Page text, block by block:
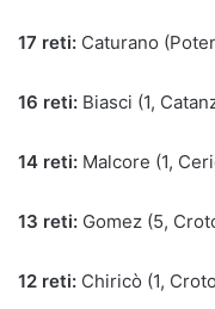
17 reti: Caturano
16 reti: Biasci (1,
14 reti: Malcore (1,
13 reti: Gomez (5,
12 reti: Chiricò (1,